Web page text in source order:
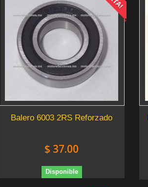
Balero 6003 2RS Reforzado
$ 37.00
Disponible